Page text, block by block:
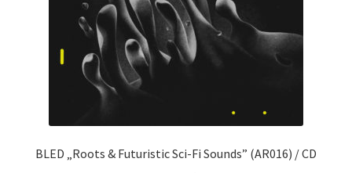
BLED „Roots & Futuristic Sci-Fi Sounds” (AR016) / CD